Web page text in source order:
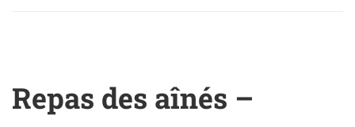
Repas des aînés –